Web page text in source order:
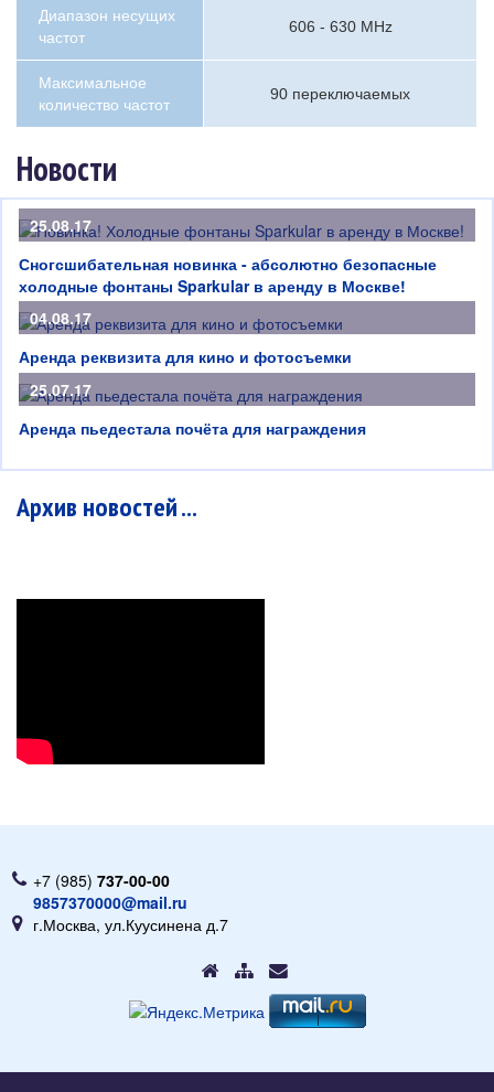
Диапазон несущих
частот
606 - 630 MHz
Максимальное
количество частот
90 переключаемых
Новости
25.08.17
Сногсшибательная новинка - абсолютно безопасные
холодные фонтаны Sparkular в аренду в Москве!
04.08.17
Аренда реквизита для кино и фотосъемки
25.07.17
Аренда пьедестала почёта для награждения
Архив новостей ...
+7 (985) 737-00-00
9857370000@mail.ru
г.Москва, ул.Куусинена д.7